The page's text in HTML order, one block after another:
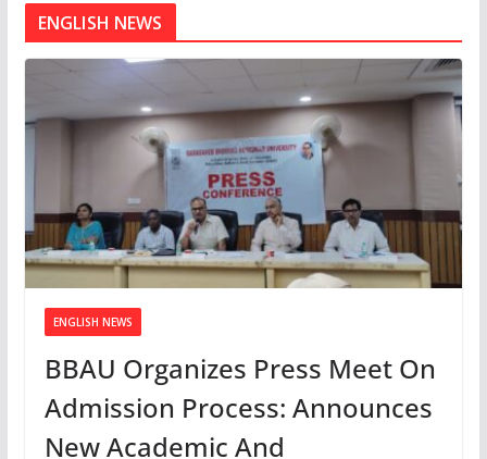
ENGLISH NEWS
ENGLISH NEWS
BBAU Organizes Press Meet On
Admission Process: Announces
New Academic And